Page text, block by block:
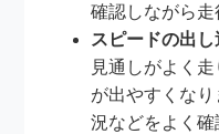
確認しながら走
スピードの出
見通しがよく
が出やすくな
況などをよく